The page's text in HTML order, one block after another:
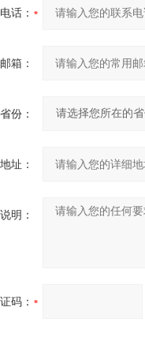
话：
箱：
省份：
址：
明：
码：